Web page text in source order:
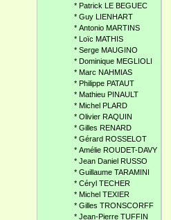
* Patrick LE BEGUEC
* Guy LIENHART
* Antonio MARTINS
* Loïc MATHIS
* Serge MAUGINO
* Dominique MEGLIOLI
* Marc NAHMIAS
* Philippe PATAUT
* Mathieu PINAULT
* Michel PLARD
* Olivier RAQUIN
* Gilles RENARD
* Gérard ROSSELOT
* Amélie ROUDET-DAVY
* Jean Daniel RUSSO
* Guillaume TARAMINI
* Céryl TECHER
* Michel TEXIER
* Gilles TRONSCORFF
* Jean-Pierre TUFFIN